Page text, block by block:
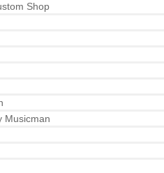
Shop
Musicman